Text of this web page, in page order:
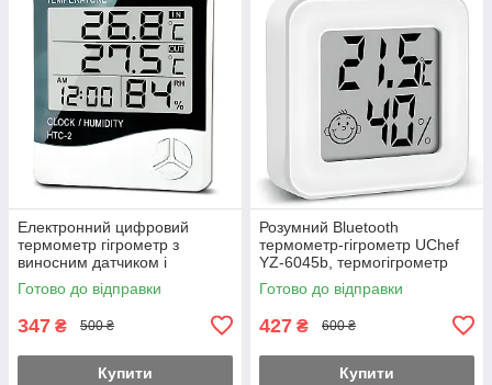
Електронний цифровий
термометр гігрометр з
виносним датчиком і
годинником Uchef HTC-2,
версія 2
Готово до відправки
347 ₴ 500 ₴
Купити
Розумний Bluetooth
термометр-гігрометр UChef
YZ-6045b, термогігрометр
для вимірювання
температури і вологості в
Готово до відправки
427 ₴ 600 ₴
Купити